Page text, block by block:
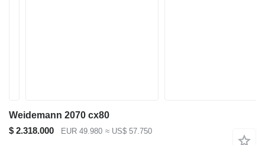
Weidemann 2070 cx80
$ 2.318.000
EUR 49.980 ≈ US$ 57.750